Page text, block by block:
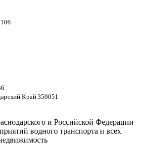
Край 350051
и Российской Федерации
водного транспорта и всех